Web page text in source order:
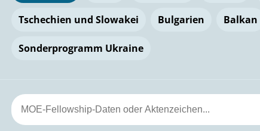
Tschechien und Slowakei Bulgarien Balkan
Sonderprogramm Ukraine